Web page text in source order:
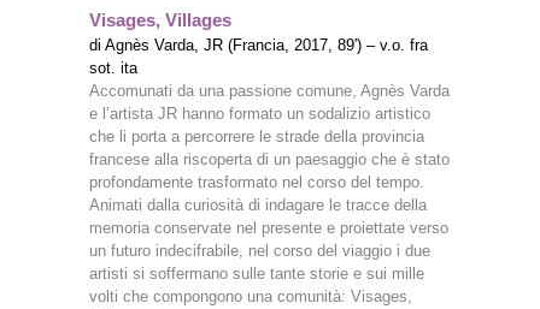
Visages, Villages
di Agnès Varda, JR (Francia, 2017, 89′) – v.o. fra
sot. ita
Accomunati da una passione comune, Agnès Varda
e l’artista JR hanno formato un sodalizio artistico
che li porta a percorrere le strade della provincia
francese alla riscoperta di un paesaggio che è stato
profondamente trasformato nel corso del tempo.
Animati dalla curiosità di indagare le tracce della
memoria conservate nel presente e proiettate verso
un futuro indecifrabile, nel corso del viaggio i due
artisti si soffermano sulle tante storie e sui mille
volti che compongono una comunità: Visages,